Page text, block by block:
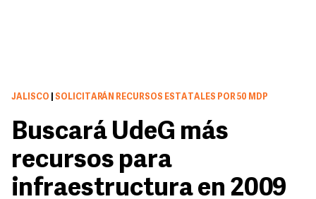
JALISCO SOLICITARÁN RECURSOS ESTATALES POR 50 MDP
Buscará UdeG más
recursos para
infraestructura en 2009